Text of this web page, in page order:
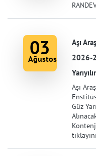
03
Ağustos
Aşı
2026-
Aşı
Güz